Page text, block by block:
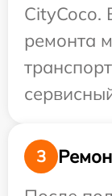
CityCoco.
ремонта
3